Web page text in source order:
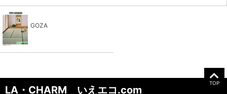
GOZA
TOP
LA・CHARM いえエコ.com